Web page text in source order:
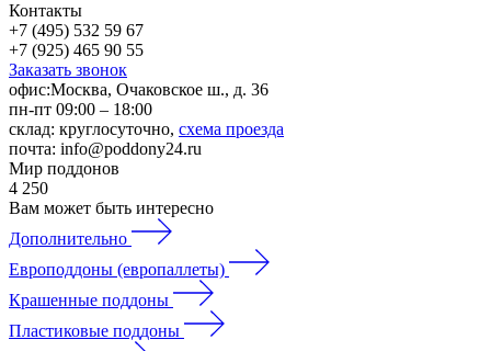
Контакты
+7 (495) 532 59 67
+7 (925) 465 90 55
Заказать звонок
офис:Москва, Очаковское ш., д. 36
пн-пт 09:00 – 18:00
склад: круглосуточно, схема проезда
почта: info@poddony24.ru
Мир поддонов
4 250
Вам может быть интересно
Дополнительно
Европоддоны (европаллеты)
Крашенные поддоны
Пластиковые поддоны